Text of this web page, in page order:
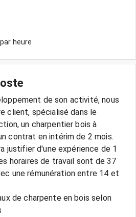
par heure
de son activité, nous
client, spécialisé dans le
un charpentier bois à
contrat en intérim de 2 mois.
justifier d'une expérience de 1
horaires de travail sont de 37
une rémunération entre 14 et
de charpente en bois selon